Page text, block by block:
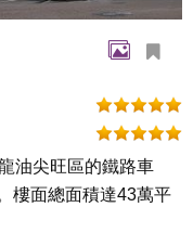
油尖旺區的鐵路車
樓面總面積達43萬平